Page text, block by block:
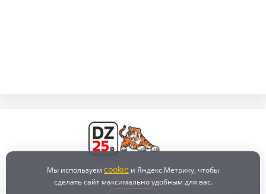
Мы используем cookie и Яндекс.Метрику, чтобы
сделать сайт максимально удобным для вас.